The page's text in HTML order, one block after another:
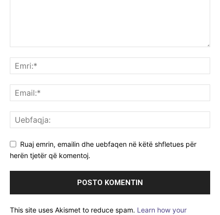
Ruaj emrin, emailin dhe uebfaqen në këtë shfletues për
herën tjetër që komentoj.
This site uses Akismet to reduce spam. Learn how your